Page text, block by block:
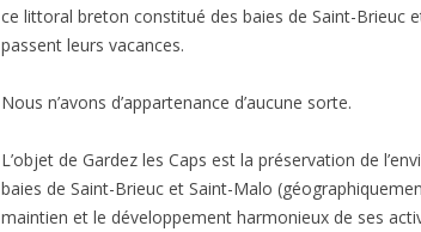
ce littoral breton constitué des baies de Saint-Brieuc
passent leurs vacances.
Nous n’avons d’appartenance d’aucune sorte.
L’objet de Gardez les Caps est la préservation de
baies de Saint-Brieuc et Saint-Malo
maintien et le développement harmonieux de ses